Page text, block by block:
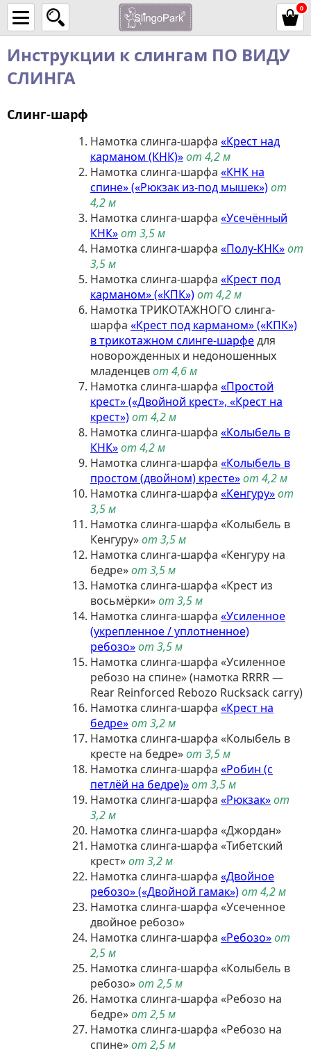
0
Инструкции к слингам ПО ВИДУ
СЛИНГА
Слинг-шарф
Намотка слинга-шарфа «Крест над
карманом (КНК)»от 4,2 м
Намотка слинга-шарфа «КНК на
спине» («Рюкзак из-под мышек»)от
4,2 м
Намотка слинга-шарфа «Усечённый
КНК»от 3,5 м
Намотка слинга-шарфа «Полу-КНК»от
3,5 м
Намотка слинга-шарфа «Крест под
карманом» («КПК»)от 4,2 м
Намотка ТРИКОТАЖНОГО слинга-
шарфа «Крест под карманом» («КПК»)
в трикотажном слинге-шарфедля
новорожденных и недоношенных
младенцевот 4,6 м
Намотка слинга-шарфа «Простой
крест» («Двойной крест», «Крест на
крест»)от 4,2 м
Намотка слинга-шарфа «Колыбель в
КНК»от 4,2 м
Намотка слинга-шарфа «Колыбель в
простом (двойном) кресте»от 4,2 м
Намотка слинга-шарфа «Кенгуру»от
3,5 м
Намотка слинга-шарфа «Колыбель в
Кенгуру»от 3,5 м
Намотка слинга-шарфа «Кенгуру на
бедре»от 3,5 м
Намотка слинга-шарфа «Крест из
восьмёрки»от 3,5 м
Намотка слинга-шарфа «Усиленное
(укрепленное / уплотненное)
ребозо»от 3,5 м
Намотка слинга-шарфа «Усиленное
ребозо на спине» (намотка RRRR —
Rear Reinforced Rebozo Rucksack carry)
Намотка слинга-шарфа «Крест на
бедре»от 3,2 м
Намотка слинга-шарфа «Колыбель в
кресте на бедре»от 3,5 м
Намотка слинга-шарфа «Робин (с
петлёй на бедре)»от 3,5 м
Намотка слинга-шарфа «Рюкзак»от
3,2 м
Намотка слинга-шарфа «Джордан»
Намотка слинга-шарфа «Тибетский
крест»от 3,2 м
Намотка слинга-шарфа «Двойное
ребозо» («Двойной гамак»)от 4,2 м
Намотка слинга-шарфа «Усеченное
двойное ребозо»
Намотка слинга-шарфа «Ребозо»от
2,5 м
Намотка слинга-шарфа «Колыбель в
ребозо»от 2,5 м
Намотка слинга-шарфа «Ребозо на
бедре»от 2,5 м
Намотка слинга-шарфа «Ребозо на
спине»от 2,5 м